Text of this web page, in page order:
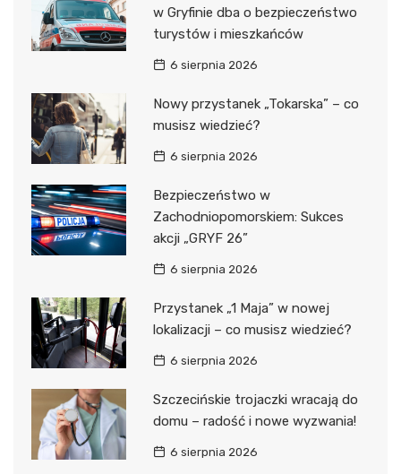
w Gryfinie dba o bezpieczeństwo
turystów i mieszkańców
6 sierpnia 2026
Nowy przystanek „Tokarska” – co
musisz wiedzieć?
6 sierpnia 2026
Bezpieczeństwo w
Zachodniopomorskiem: Sukces
akcji „GRYF 26”
6 sierpnia 2026
Przystanek „1 Maja” w nowej
lokalizacji – co musisz wiedzieć?
6 sierpnia 2026
Szczecińskie trojaczki wracają do
domu – radość i nowe wyzwania!
6 sierpnia 2026